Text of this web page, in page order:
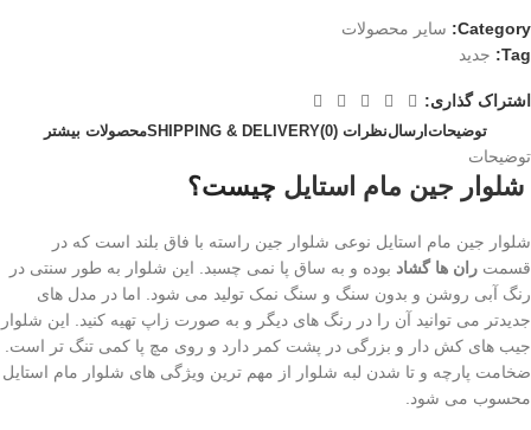
Category:
سایر محصولات
Tag:
جدید
اشتراک گذاری:
توضیحاتارسالنظرات (0) SHIPPING & DELIVERYمحصولات بیشتر
توضیحات
شلوار جین مام استایل چیست؟
شلوار جین مام استایل نوعی شلوار جین راسته با فاق بلند است که در
قسمت ران ها گشاد بوده و به ساق پا نمی چسبد. این شلوار به طور سنتی در
رنگ آبی روشن و بدون سنگ و سنگ نمک تولید می شود. اما در مدل های
جدیدتر می توانید آن را در رنگ های دیگر و به صورت زاپ تهیه کنید. این شلوار
جیب های کش دار و بزرگی در پشت کمر دارد و روی مچ پا کمی تنگ تر است.
ضخامت پارچه و تا شدن لبه شلوار از مهم ترین ویژگی های شلوار مام استایل
محسوب می شود.